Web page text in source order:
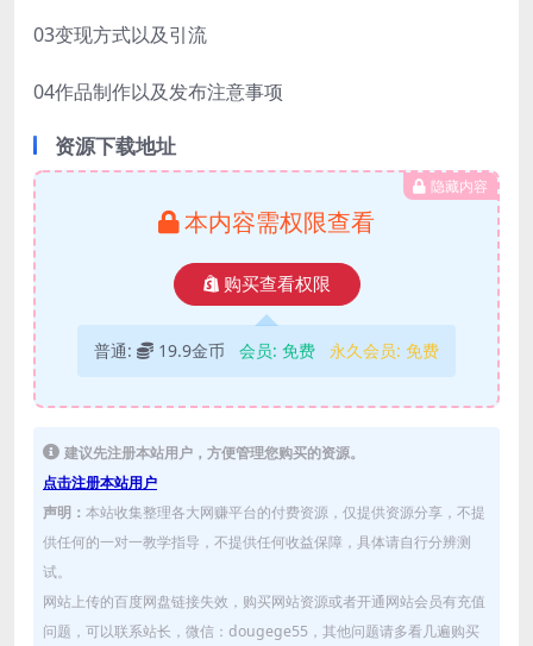
03变现方式以及引流
04作品制作以及发布注意事项
资源下载地址
隐藏内容
本内容需权限查看
购买查看权限
普通: 19.9金币 会员: 免费 永久会员: 免费
建议先注册本站用户，方便管理您购买的资源。
点击注册本站用户
声明： 本站收集整理各大网赚平台的付费资源，仅提供资源分享，不提
供任何的一对一教学指导，不提供任何收益保障，具体请自行分辨测
试。
网站上传的百度网盘链接失效，购买网站资源或者开通网站会员有充值
问题，可以联系站长，微信：dougege55，其他问题请多看几遍购买